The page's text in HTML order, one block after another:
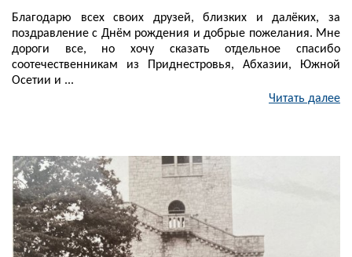
Благодарю всех своих друзей, близких и далёких, за
поздравление с Днём рождения и добрые пожелания. Мне
дороги все, но хочу сказать отдельное спасибо
соотечественникам из Приднестровья, Абхазии, Южной
Осетии и ...
Читать далее